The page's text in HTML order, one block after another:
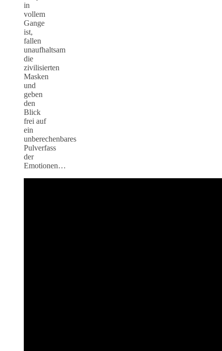
in
vollem
Gange
ist,
fallen
unaufhaltsam
die
zivilisierten
Masken
und
geben
den
Blick
frei auf
ein
unberechenbares
Pulverfass
der
Emotionen…